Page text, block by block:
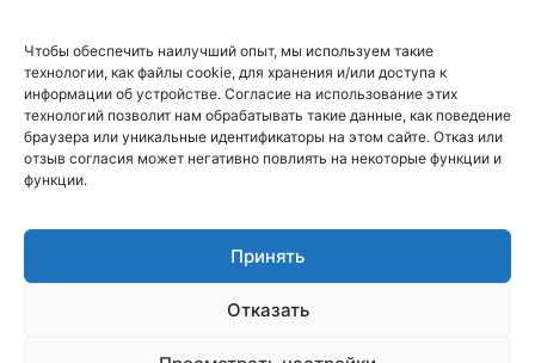
Чтобы обеспечить наилучший опыт, мы используем такие
технологии, как файлы cookie, для хранения и/или доступа к
информации об устройстве. Согласие на использование этих
технологий позволит нам обрабатывать такие данные, как поведение
браузера или уникальные идентификаторы на этом сайте. Отказ или
отзыв согласия может негативно повлиять на некоторые функции и
функции.
Принять
Отказать
Контакты
dfbelements@gmail.com
Instagram